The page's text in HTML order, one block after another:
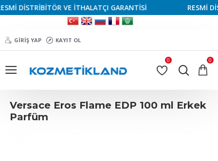
DİSTRİBİTÖR VE İTHALATÇI GARANTİSİ RESMİ
GIRIŞ YAP KAYIT OL
0 0
Versace Eros Flame EDP 100 ml Erkek
Parfüm